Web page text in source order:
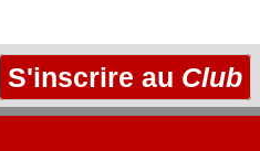
S'inscrire au Club